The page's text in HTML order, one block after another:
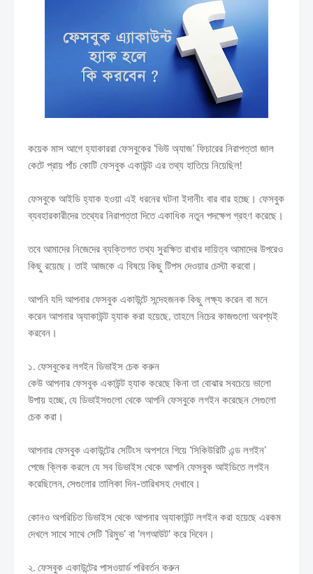
কয়েক মাস আগে হ্যাকাররা ফেসবুকের ‘ভিউ অ্যাজ’ ফিচারের নিরাপত্তা জাল
কেটে প্রায় পাঁচ কোটি ফেসবুক একাউন্ট এর তথ্য হাতিয়ে নিয়েছিল!
ফেসবুকে আইডি হ্যাক হওয়া এই ধরনের ঘটনা ইদানীং বার বার হচ্ছে। ফেসবুক
ব্যবহারকারীদের তথ্যের নিরাপত্তা দিতে একাধিক নতুন পদক্ষেপ গ্রহণ করেছে।
তবে আমাদের নিজেদের ব্যক্তিগত তথ্য সুরক্ষিত রাখার দায়িত্ব আমাদের উপরেও
কিছু রয়েছে। তাই আজকে এ বিষয়ে কিছু টিপস দেওয়ার চেস্টা করবো।
আপনি যদি আপনার ফেসবুক একাউন্টে সন্দেহজনক কিছু লক্ষ্য করেন বা মনে
করেন আপনার অ্যাকাউন্ট হ্যাক করা হয়েছে, তাহলে নিচের কাজগুলো অবশ্যই
করবেন।
১. ফেসবুকের লগইন ডিভাইস চেক করুন
কেউ আপনার ফেসবুক একাউন্ট হ্যাক করেছে কিনা তা বোঝার সবচেয়ে ভালো
উপায় হচ্ছে, যে ডিভাইসগুলো থেকে আপনি ফেসবুকে লগইন করেছেন সেগুলো
চেক করা।
আপনার ফেসবুক একাউন্টের সেটিংস অপশনে গিয়ে ‘সিকিউরিটি এন্ড লগইন’
পেজে ক্লিক করলে যে সব ডিভাইস থেকে আপনি ফেসবুক আইডিতে লগইন
করেছিলেন, সেগুলোর তালিকা দিন-তারিখসহ দেখাবে।
কোনও অপরিচিত ডিভাইস থেকে আপনার অ্যাকাউন্ট লগইন করা হয়েছে এরকম
দেখলে সাথে সাথে সেটি ‘রিমুভ’‌ বা 'লগআউট‌' করে দিবেন।
২. ফেসবুক একাউন্টের পাসওয়ার্ড পরিবর্তন করুন